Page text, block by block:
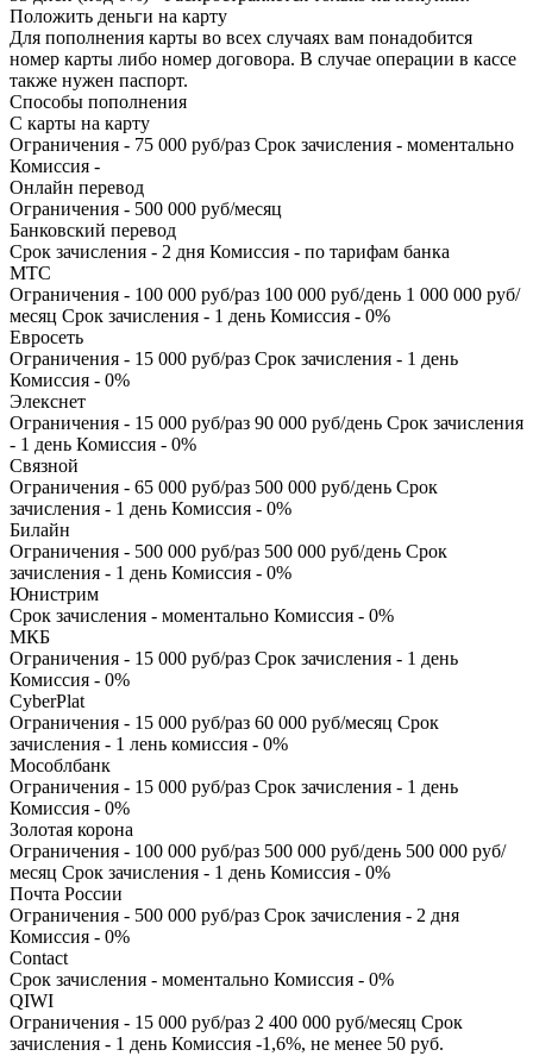
Положить деньги на карту
Для пополнения карты во всех случаях вам понадобится
номер карты либо номер договора. В случае операции в кассе
также нужен паспорт.
Способы пополнения
С карты на карту
Ограничения - 75 000 руб/раз Срок зачисления - моментально
Комиссия -
Онлайн перевод
Ограничения - 500 000 руб/месяц
Банковский перевод
Срок зачисления - 2 дня Комиссия - по тарифам банка
МТС
Ограничения - 100 000 руб/раз 100 000 руб/день 1 000 000 руб/
месяц Срок зачисления - 1 день Комиссия - 0%
Евросеть
Ограничения - 15 000 руб/раз Срок зачисления - 1 день
Комиссия - 0%
Элекснет
Ограничения - 15 000 руб/раз 90 000 руб/день Срок зачисления
- 1 день Комиссия - 0%
Связной
Ограничения - 65 000 руб/раз 500 000 руб/день Срок
зачисления - 1 день Комиссия - 0%
Билайн
Ограничения - 500 000 руб/раз 500 000 руб/день Срок
зачисления - 1 день Комиссия - 0%
Юнистрим
Срок зачисления - моментально Комиссия - 0%
МКБ
Ограничения - 15 000 руб/раз Срок зачисления - 1 день
Комиссия - 0%
CyberPlat
Ограничения - 15 000 руб/раз 60 000 руб/месяц Срок
зачисления - 1 лень комиссия - 0%
Мособлбанк
Ограничения - 15 000 руб/раз Срок зачисления - 1 день
Комиссия - 0%
Золотая корона
Ограничения - 100 000 руб/раз 500 000 руб/день 500 000 руб/
месяц Срок зачисления - 1 день Комиссия - 0%
Почта России
Ограничения - 500 000 руб/раз Срок зачисления - 2 дня
Комиссия - 0%
Contact
Срок зачисления - моментально Комиссия - 0%
QIWI
Ограничения - 15 000 руб/раз 2 400 000 руб/месяц Срок
зачисления - 1 день Комиссия -1,6%, не менее 50 руб.